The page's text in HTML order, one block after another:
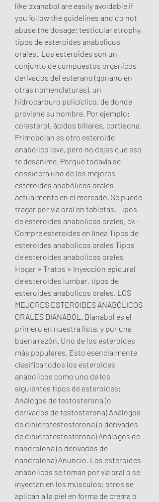
like oxanabol are easily avoidable if
you follow the guidelines and do not
abuse the dosage: testicular atrophy,
tipos de esteroides anabolicos
orales.  Los esteroides son un
conjunto de compuestos orgánicos
derivados del esterano (gonano en
otras nomenclaturas), un
hidrocarburo policíclico, de donde
proviene su nombre. Por ejemplo:
colesterol, ácidos biliares, cortisona.
Primobolan es otro esteroide
anabólico leve, pero no dejes que eso
te desanime. Porque todavía se
considera uno de los mejores
esteroides anabólicos orales
actualmente en el mercado. Se puede
tragar por vía oral en tabletas. Tipos
de esteroides anabolicos orales, ck -
Compre esteroides en línea Tipos de
esteroides anabolicos orales Tipos
de esteroides anabolicos orales
Hogar » Tratos » Inyección epidural
de esteroides lumbar, tipos de
esteroides anabolicos orales. LOS
MEJORES ESTEROIDES ANABÓLICOS
ORALES DIANABOL. Dianabol es el
primero en nuestra lista, y por una
buena razón. Uno de los esteroides
más populares. Esto esencialmente
clasifica todos los esteroides
anabólicos como uno de los
siguientes tipos de esteroides:
Análogos de testosterona (o
derivados de testosterona) Análogos
de dihidrotestosterona (o derivados
de dihidrotestosterona) Análogos de
nandrolona (o derivados de
nandrolona) Anuncio. Los esteroides
anabólicos se toman por vía oral o se
inyectan en los músculos; otros se
aplican a la piel en forma de crema o